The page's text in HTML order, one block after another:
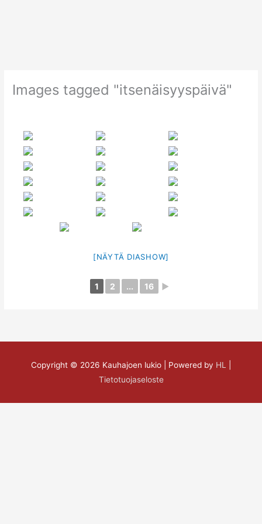
Images tagged "itsenäisyyspäivä"
[NÄYTÄ DIASHOW]
1 2 ... 16 ►
Copyright © 2026 Kauhajoen lukio | Powered by HL
Tietotuojaseloste